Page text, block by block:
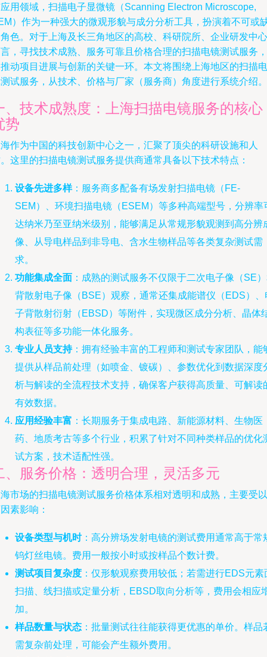
用领域，扫描电子显微镜（Scanning Electron Microscope,
）作为一种强大的微观形貌与成分分析工具，扮演着不可或
色。对于上海及长三角地区的高校、科研院所、企业研发中心
，寻找技术成熟、服务可靠且价格合理的扫描电镜测试服务，
动项目进展与创新的关键一环。本文将围绕上海地区的扫描电
试服务，从技术、价格与厂家（服务商）角度进行系统介绍。
、技术成熟度：上海扫描电镜服务的核心
势
作为中国的科技创新中心之一，汇聚了顶尖的科研设施和人
这里的扫描电镜测试服务提供商通常具备以下技术特点：
设备先进多样：服务商多配备有场发射扫描电镜（FE-
SEM）、环境扫描电镜（ESEM）等多种高端型号，分辨率
达纳米乃至亚纳米级别，能够满足从常规形貌观测到高分辨
像、从导电样品到非导电、含水生物样品等各类复杂测试需
求。
功能集成全面 ：成熟的测试服务不仅限于二次电子像（SE
背散射电子像（BSE）观察，通常还集成能谱仪（EDS）、
子背散射衍射（EBSD）等附件，实现微区成分分析、晶体
构表征等多功能一体化服务。
专业人员支持：拥有经验丰富的工程师和测试专家团队，能
提供从样品前处理（如喷金、镀碳）、参数优化到数据深度
析与解读的全流程技术支持，确保客户获得高质量、可解读
有效数据。
应用经验丰富 ：长期服务于集成电路、新能源材料、生物医
药、地质考古等多个行业，积累了针对不同种类样品的优化
试方案，技术适配性强。
、服务价格：透明合理，灵活多元
市场的扫描电镜测试服务价格体系相对透明和成熟，主要受以
素影响：
设备类型与机时：高分辨场发射电镜的测试费用通常高于常
钨灯丝电镜。费用一般按小时或按样品个数计费。
测试项目复杂度 ：仅形貌观察费用较低；若需进行EDS元素
扫描、线扫描或定量分析，EBSD取向分析等，费用会相应
加。
样品数量与状态 ：批量测试往往能获得更优惠的单价。样品
需复杂前处理，可能会产生额外费用。